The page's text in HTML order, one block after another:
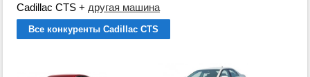
Cadillac CTS + другая машина
Все конкуренты Cadillac CTS